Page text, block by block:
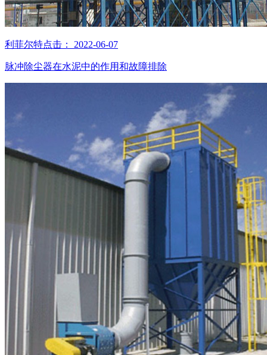
利菲尔特点击： 2022-06-07
脉冲除尘器在水泥中的作用和故障排除